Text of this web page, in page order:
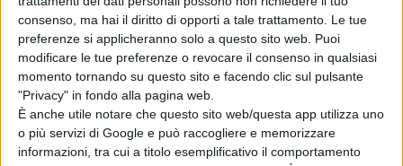
consenso, ma hai il diritto di opporti a tale trattamento. Le tue
preferenze si applicheranno solo a questo sito web. Puoi
modificare le tue preferenze o revocare il consenso in qualsiasi
momento tornando su questo sito e facendo clic sul pulsante
"Privacy" in fondo alla pagina web.
È anche utile notare che questo sito web/questa app utilizza uno
o più servizi di Google e può raccogliere e memorizzare
informazioni, tra cui a titolo esemplificativo il comportamento
Edwards
di Emanuela Giuliani
L’Estranea di
Paolo Strippoli
sarà in concorso
Festival
Paramount-